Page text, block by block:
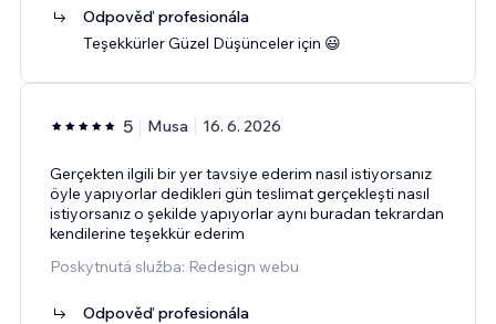
Odpověď profesionála
Teşekkürler Güzel Düşünceler için 😃
5 Musa 16. 6. 2026
Gerçekten ilgili bir yer tavsiye ederim nasıl istiyorsanız
öyle yapıyorlar dedikleri gün teslimat gerçekleşti nasıl
istiyorsanız o şekilde yapıyorlar aynı buradan tekrardan
kendilerine teşekkür ederim
Poskytnutá služba: Redesign webu
Odpověď profesionála